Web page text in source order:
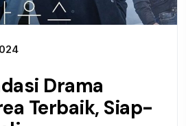
Drama
Terbaik, Siap-